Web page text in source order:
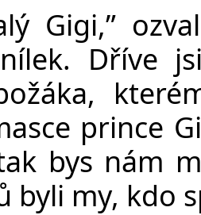
Gigi,”
Dříve
prince
bys nám
byli my, kdo